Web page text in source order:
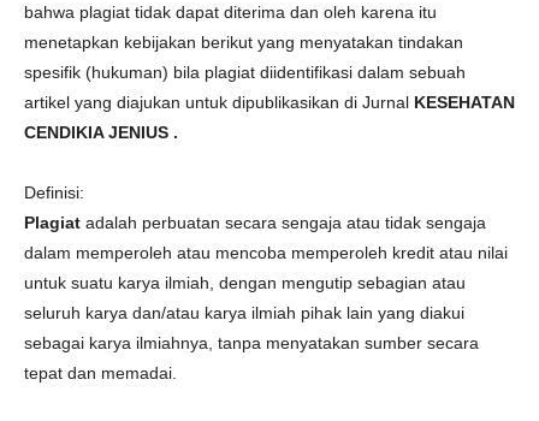
bahwa plagiat tidak dapat diterima dan oleh karena itu
menetapkan kebijakan berikut yang menyatakan tindakan
spesifik (hukuman) bila plagiat diidentifikasi dalam sebuah
artikel yang diajukan untuk dipublikasikan di Jurnal KESEHATAN
CENDIKIA JENIUS .
Definisi:
Plagiat adalah perbuatan secara sengaja atau tidak sengaja
dalam memperoleh atau mencoba memperoleh kredit atau nilai
untuk suatu karya ilmiah, dengan mengutip sebagian atau
seluruh karya dan/atau karya ilmiah pihak lain yang diakui
sebagai karya ilmiahnya, tanpa menyatakan sumber secara
tepat dan memadai.